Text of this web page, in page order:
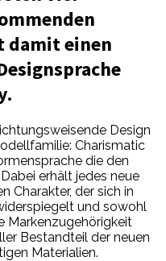
damit einen
Design
Charismatic
die den
erhält jedes neue
Charakter, der sich in
und sowohl
Markenzugehörigkeit
Bestandteil der neuen
Materialien.